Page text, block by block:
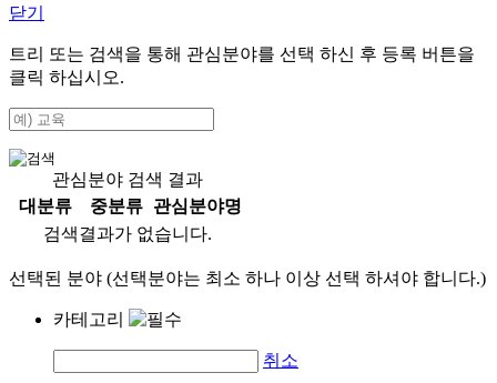
닫기
트리 또는 검색을 통해 관심분야를 선택 하신 후 등록 버튼을
클릭 하십시오.
관심분야 검색 결과
대분류
중분류
관심분야명
검색결과가 없습니다.
선택된 분야 (선택분야는 최소 하나 이상 선택 하셔야 합니다.)
카테고리
취소